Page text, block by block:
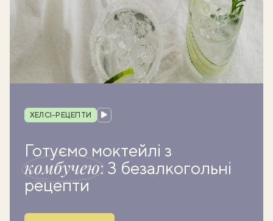
Рубрика
ХЕЛСІ-РЕЦЕПТИ
Готуємо моктейлі з
комбучею: 3 безалкогольні
рецепти